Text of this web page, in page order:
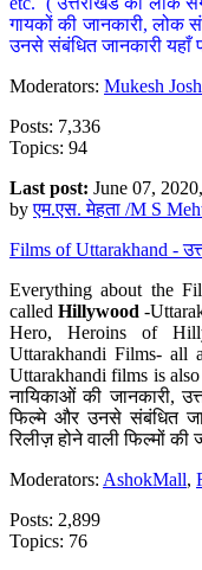
गायकों की जानकारी, लोक
उनसे संबंधित जानकारी
Moderators: Mukesh
Posts: 7,336
Topics: 94
Last post: June 07,
byएम.एस. मेहता /M S
Films of Uttarakhand -
Everything about the
calledHillywood-
Hero, Heroins of
Uttarakhandi Films- all
Uttarakhandi films is
नायिकाओं की जानकारी,
फिल्मे और उनसे संबंधित
रिलीज़ होने वाली फिल्मों
Moderators: AshokMall,
Posts: 2,899
Topics: 76